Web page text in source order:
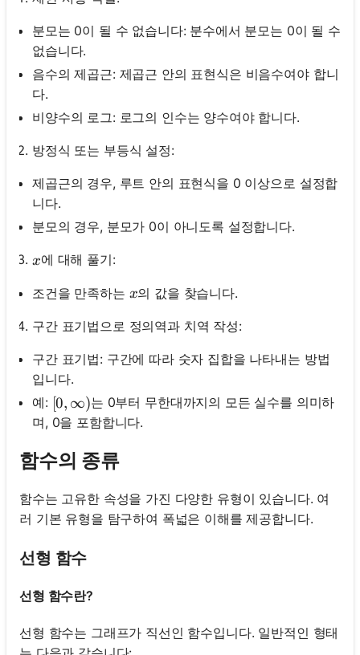
분모는 0이 될 수 없습니다: 분수에서 분모는 0이 될 수
없습니다.
음수의 제곱근: 제곱근 안의 표현식은 비음수여야 합니
다.
비양수의 로그: 로그의 인수는 양수여야 합니다.
방정식 또는 부등식 설정:
제곱근의 경우, 루트 안의 표현식을 0 이상으로 설정합
니다.
분모의 경우, 분모가 0이 아니도록 설정합니다.
x
x에 대해 풀기:
조건을 만족하는 x
x의 값을 찾습니다.
구간 표기법으로 정의역과 치역 작성:
구간 표기법: 구간에 따라 숫자 집합을 나타내는 방법
입니다.
예: [0, \infty)
[0, ∞)는 0부터 무한대까지의 모든 실수를 의미하
며, 0을 포함합니다.
함수의 종류
함수는 고유한 속성을 가진 다양한 유형이 있습니다. 여
러 기본 유형을 탐구하여 폭넓은 이해를 제공합니다.
선형 함수
선형 함수란?
선형 함수는 그래프가 직선인 함수입니다. 일반적인 형태